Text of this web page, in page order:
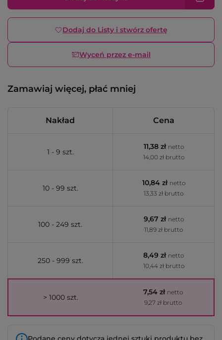
Dodaj do Listy i stwórz ofertę
Wyceń przez e-mail
Zamawiaj więcej, płać mniej
Nakład Cena
1 - 9 szt.
11,38 zł netto
14,00 zł brutto
10 - 99 szt.
10,84 zł netto
13,33 zł brutto
100 - 249 szt.
9,67 zł netto
11,89 zł brutto
250 - 999 szt.
8,49 zł netto
10,44 zł brutto
> 1000 szt.
7,54 zł netto
9,27 zł brutto